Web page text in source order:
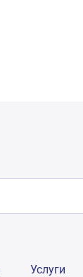
Услуги